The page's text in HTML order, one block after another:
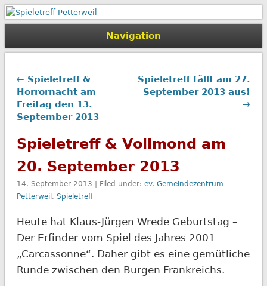
Spieletreff Petterweil
Navigation
← Spieletreff &
Horrornacht am
Freitag den 13.
September 2013
Spieletreff fällt am 27.
September 2013 aus!
→
Spieletreff & Vollmond am
20. September 2013
14. September 2013 | Filed under: ev. Gemeindezentrum
Petterweil , Spieletreff
Heute hat Klaus-Jürgen Wrede Geburtstag –
Der Erfinder vom Spiel des Jahres 2001
„Carcassonne“. Daher gibt es eine gemütliche
Runde zwischen den Burgen Frankreichs.